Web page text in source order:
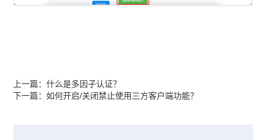
上一篇： 什么是多因子认证？
下一篇： 如何开启/关闭禁止使用三方客户端功能？